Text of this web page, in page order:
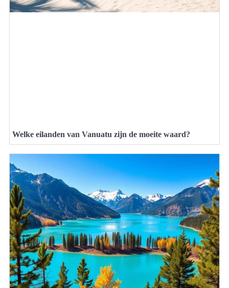
Welke eilanden van Vanuatu zijn de moeite waard?